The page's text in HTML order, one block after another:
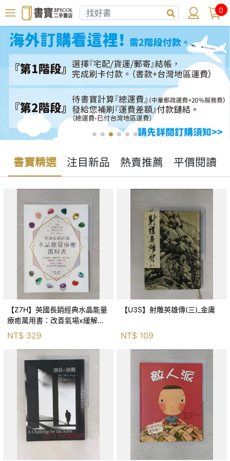
0
書寶精選 注目新品 熱賣推薦 平價閱讀
【Z7H】英國長銷經典水晶能量
療癒萬用書：改善氣場x緩解疼
痛x穩定身心x增加財富x促進人
緣，250種水晶礦石給你最完整
的生活對策_菲利
NT$ 329
【U3S】射雕英雄傳(三)_金庸
NT$ 109